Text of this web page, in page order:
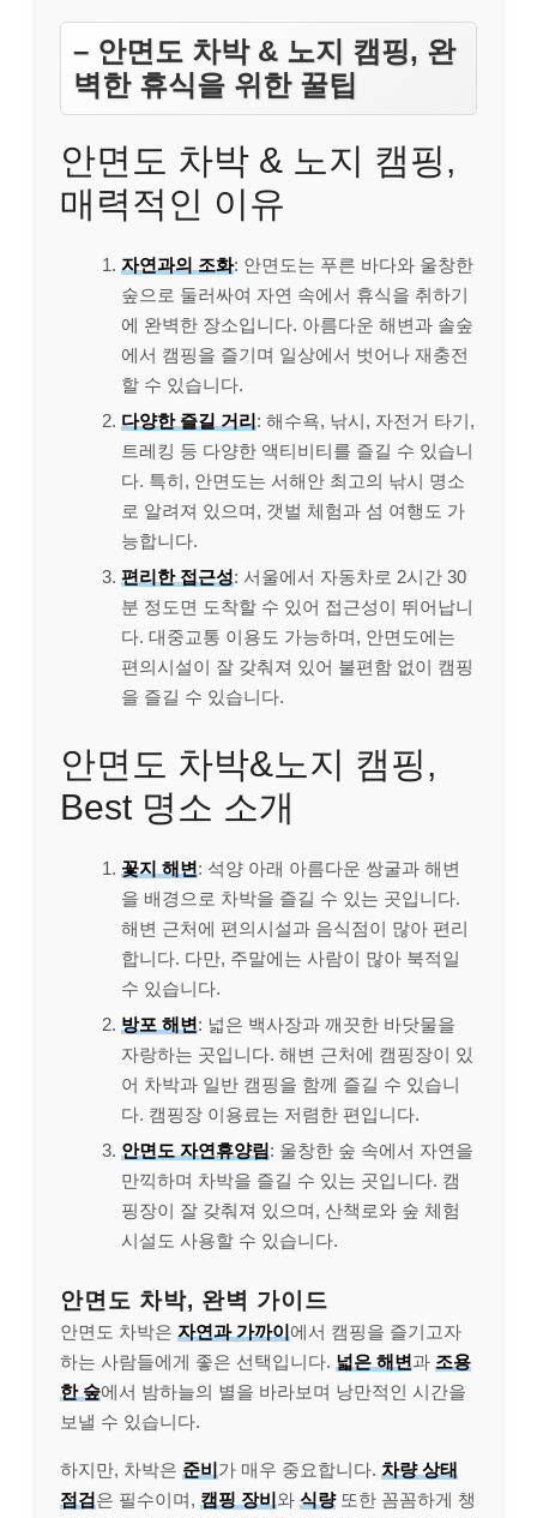
– 안면도 차박 & 노지 캠핑, 완
벽한 휴식을 위한 꿀팁
안면도 차박 & 노지 캠핑,
매력적인 이유
자연과의 조화: 안면도는 푸른 바다와 울창한
숲으로 둘러싸여 자연 속에서 휴식을 취하기
에 완벽한 장소입니다. 아름다운 해변과 솔숲
에서 캠핑을 즐기며 일상에서 벗어나 재충전
할 수 있습니다.
다양한 즐길 거리: 해수욕, 낚시, 자전거 타기,
트레킹 등 다양한 액티비티를 즐길 수 있습니
다. 특히, 안면도는 서해안 최고의 낚시 명소
로 알려져 있으며, 갯벌 체험과 섬 여행도 가
능합니다.
편리한 접근성: 서울에서 자동차로 2시간 30
분 정도면 도착할 수 있어 접근성이 뛰어납니
다. 대중교통 이용도 가능하며, 안면도에는
편의시설이 잘 갖춰져 있어 불편함 없이 캠핑
을 즐길 수 있습니다.
안면도 차박&노지 캠핑,
Best 명소 소개
꽃지 해변: 석양 아래 아름다운 쌍굴과 해변
을 배경으로 차박을 즐길 수 있는 곳입니다.
해변 근처에 편의시설과 음식점이 많아 편리
합니다. 다만, 주말에는 사람이 많아 북적일
수 있습니다.
방포 해변: 넓은 백사장과 깨끗한 바닷물을
자랑하는 곳입니다. 해변 근처에 캠핑장이 있
어 차박과 일반 캠핑을 함께 즐길 수 있습니
다. 캠핑장 이용료는 저렴한 편입니다.
안면도 자연휴양림: 울창한 숲 속에서 자연을
만끽하며 차박을 즐길 수 있는 곳입니다. 캠
핑장이 잘 갖춰져 있으며, 산책로와 숲 체험
시설도 사용할 수 있습니다.
안면도 차박, 완벽 가이드
안면도 차박은 자연과 가까이에서 캠핑을 즐기고자
하는 사람들에게 좋은 선택입니다. 넓은 해변과 조용
한 숲에서 밤하늘의 별을 바라보며 낭만적인 시간을
보낼 수 있습니다.
하지만, 차박은 준비가 매우 중요합니다. 차량 상태
점검은 필수이며, 캠핑 장비와 식량또한 꼼꼼하게 챙